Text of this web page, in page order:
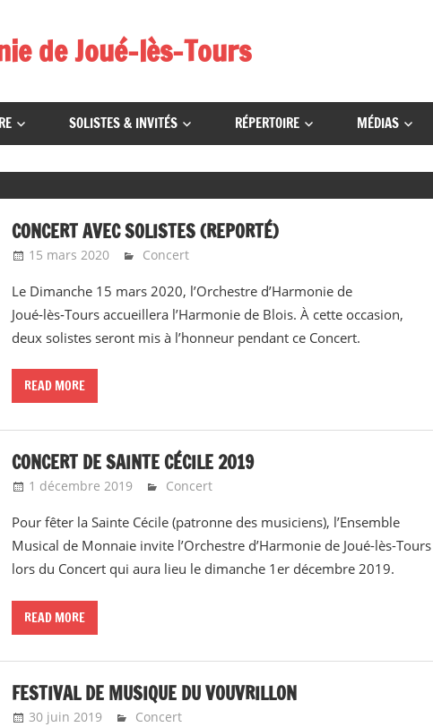
de Joué-lès-Tours
SOLISTES & INVITÉS RÉPERTOIRE MÉDIAS
CONCERT AVEC SOLISTES (REPORTÉ)
15 mars 2020 Emeline Design
Concert
Le Dimanche 15 mars 2020, l’Orchestre d’Harmonie de
Joué‑lès‑Tours accueillera l’Harmonie de Blois. À cette occasion,
deux solistes seront mis à l’honneur pendant ce Concert.
READ MORE
CONCERT DE SAINTE CÉCILE 2019
1 décembre 2019 Emeline Design
Concert
Pour fêter la Sainte Cécile (patronne des musiciens), l’Ensemble
Musical de Monnaie invite l’Orchestre d’Harmonie de Joué-lès-Tours
lors du Concert qui aura lieu le dimanche 1er décembre 2019.
READ MORE
FESTIVAL DE MUSIQUE DU VOUVRILLON
30 juin 2019 Emeline Design
Concert